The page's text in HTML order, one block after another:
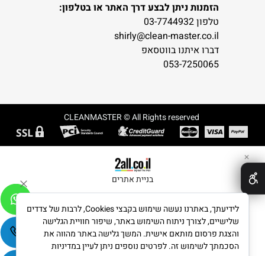
הזמנות ניתן לבצע דרך האתר או בטלפון:
טלפון 03-7744932
shirly@clean-master.co.il
דברו איתנו בווטסאפ
053-7250065
בניית אתרים
✕
לידיעתך, באתרנו נעשה שימוש בקבצי Cookies, לרבות של צדדים
שלישיים, לצורך ניתוח השימוש באתר, שיפור חוויית הגלישה
והצגת פרסום מותאם אישית. המשך גלישה באתר מהווה את
הסכמתך לשימוש זה. לפרטים נוספים ניתן לעיין במדיניות